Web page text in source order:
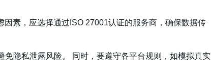
素，应选择通过ISO 27001认证的服务商，确保数据传
隐私泄露风险。 同时，要遵守各平台规则，如模拟真实